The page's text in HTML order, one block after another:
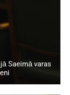
Saeimā varas